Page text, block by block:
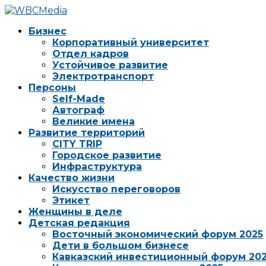
Бизнес
Корпоративный университет
Отдел кадров
Устойчивое развитие
Электротранспорт
Персоны
Self-Made
Автограф
Великие имена
Развитие территорий
CITY TRIP
Городское развитие
Инфраструктура
Качество жизни
Искусство переговоров
Этикет
Женщины в деле
Детская редакция
Восточный экономический форум 2025
Дети в большом бизнесе
Кавказский инвестиционный форум